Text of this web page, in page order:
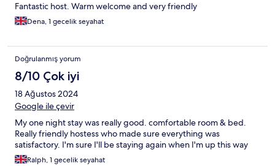
Fantastic host. Warm welcome and very friendly
Dena, 1 gecelik seyahat
Doğrulanmış yorum
8/10 Çok iyi
18 Ağustos 2024
Google ile çevir
My one night stay was really good. comfortable room & bed.
Really friendly hostess who made sure everything was
satisfactory. I'm sure I'll be staying again when I'm up this way
Ralph, 1 gecelik seyahat